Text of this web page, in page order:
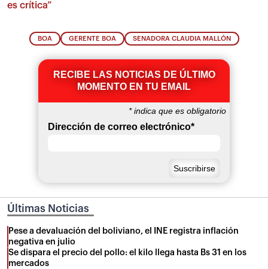
es crítica”
BOA GERENTE BOA SENADORA CLAUDIA MALLÓN
RECIBE LAS NOTICIAS DE ÚLTIMO
MOMENTO EN TU EMAIL
*indica que es obligatorio
Dirección de correo electrónico*
Últimas Noticias
Pese a devaluación del boliviano, el INE registra inflación
negativa en julio
Se dispara el precio del pollo: el kilo llega hasta Bs 31 en los
mercados